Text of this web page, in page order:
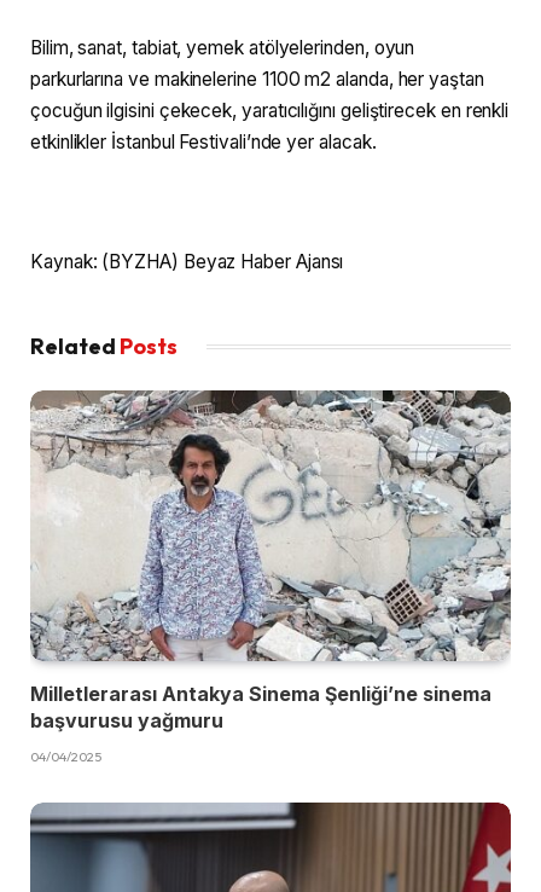
Bilim, sanat, tabiat, yemek atölyelerinden, oyun
parkurlarına ve makinelerine 1100 m2 alanda, her yaştan
çocuğun ilgisini çekecek, yaratıcılığını geliştirecek en renkli
etkinlikler İstanbul Festivali’nde yer alacak.
Kaynak: (BYZHA) Beyaz Haber Ajansı
Related Posts
Milletlerarası Antakya Sinema Şenliği’ne sinema
başvurusu yağmuru
04/04/2025